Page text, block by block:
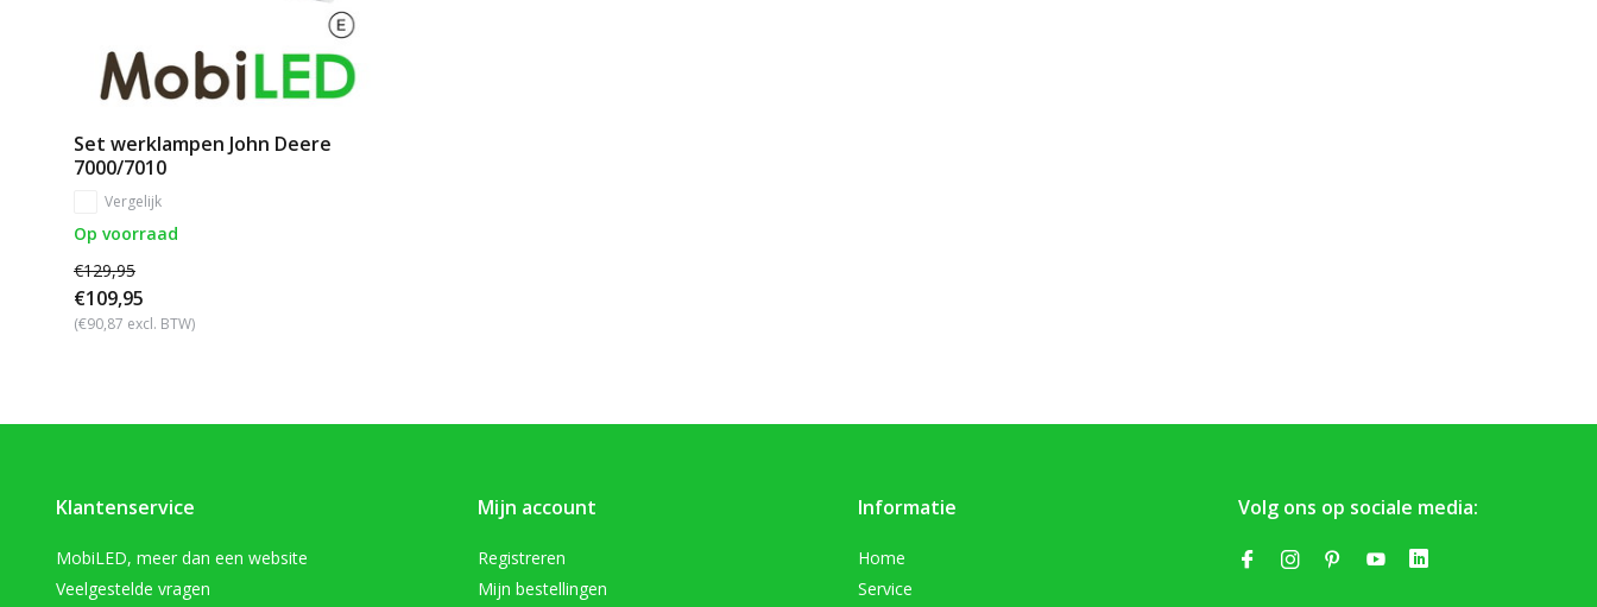
Set werklampen John Deere
7000/7010
Vergelijk
Op voorraad
€129,95
€109,95
(€90,87 excl. BTW)
Klantenservice
MobiLED, meer dan een website
Veelgestelde vragen
Mijn account
Registreren
Mijn bestellingen
Informatie
Home
Service
Volg ons op sociale media: